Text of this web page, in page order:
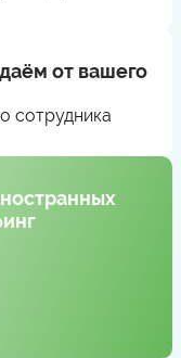
от вашего
сотрудника